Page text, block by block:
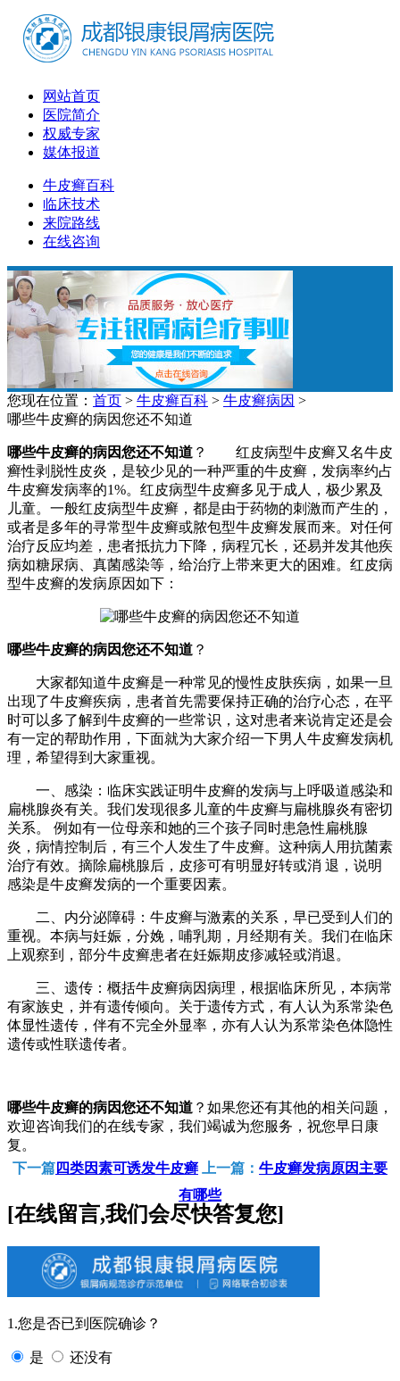
网站首页
医院简介
权威专家
媒体报道
牛皮癣百科
临床技术
来院路线
在线咨询
您现在位置： 首页 > 牛皮癣百科 > 牛皮癣病因 >
哪些牛皮癣的病因您还不知道
哪些牛皮癣的病因您还不知道 ？ 红皮病型牛皮癣又名牛皮
癣性剥脱性皮炎，是较少见的一种严重的牛皮癣，发病率约占
牛皮癣发病率的1%。红皮病型牛皮癣多见于成人，极少累及
儿童。一般红皮病型牛皮癣，都是由于药物的刺激而产生的，
或者是多年的寻常型牛皮癣或脓包型牛皮癣发展而来。对任何
治疗反应均差，患者抵抗力下降，病程冗长，还易并发其他疾
病如糖尿病、真菌感染等，给治疗上带来更大的困难。红皮病
型牛皮癣的发病原因如下：
哪些牛皮癣的病因您还不知道 ？
大家都知道牛皮癣是一种常见的慢性皮肤疾病，如果一旦
出现了牛皮癣疾病，患者首先需要保持正确的治疗心态，在平
时可以多了解到牛皮癣的一些常识，这对患者来说肯定还是会
有一定的帮助作用，下面就为大家介绍一下男人牛皮癣发病机
理，希望得到大家重视。
一、感染：临床实践证明牛皮癣的发病与上呼吸道感染和
扁桃腺炎有关。我们发现很多儿童的牛皮癣与扁桃腺炎有密切
关系。 例如有一位母亲和她的三个孩子同时患急性扁桃腺
炎，病情控制后，有三个人发生了牛皮癣。这种病人用抗菌素
治疗有效。摘除扁桃腺后，皮疹可有明显好转或消 退，说明
感染是牛皮癣发病的一个重要因素。
二、内分泌障碍：牛皮癣与激素的关系，早已受到人们的
重视。本病与妊娠，分娩，哺乳期，月经期有关。我们在临床
上观察到，部分牛皮癣患者在妊娠期皮疹减轻或消退。
三、遗传：概括牛皮癣病因病理，根据临床所见，本病常
有家族史，并有遗传倾向。关于遗传方式，有人认为系常染色
体显性遗传，伴有不完全外显率，亦有人认为系常染色体隐性
遗传或性联遗传者。
哪些牛皮癣的病因您还不知道 ？如果您还有其他的相关问题，
欢迎咨询我们的在线专家，我们竭诚为您服务，祝您早日康
复。
下一篇四类因素可诱发牛皮癣 上一篇： 牛皮癣发病原因主要
有哪些
[在线留言,我们会尽快答复您]
1.您是否已到医院确诊？
是 还没有